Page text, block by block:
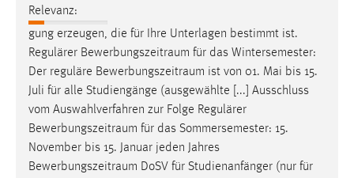
Relevanz:
gung erzeugen, die für Ihre Unterlagen bestimmt ist.
Regulärer Bewerbungszeitraum für das Wintersemester:
Der reguläre Bewerbungszeitraum ist von 01. Mai bis 15.
Juli für alle Studiengänge (ausgewählte [...] Ausschluss
vom Auswahlverfahren zur Folge Regulärer
Bewerbungszeitraum für das Sommersemester: 15.
November bis 15. Januar jeden Jahres
Bewerbungszeitraum DoSV für Studienanfänger (nur für